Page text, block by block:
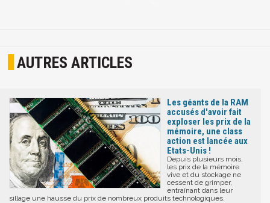
AUTRES ARTICLES
Les géants de la RAM
accusés d'avoir fait
exploser les prix de la
mémoire, une class
action est lancée aux
Etats-Unis !
Depuis plusieurs mois,
les prix de la mémoire
vive et du stockage ne
cessent de grimper,
entraînant dans leur
sillage une hausse du prix de nombreux produits technologiques.